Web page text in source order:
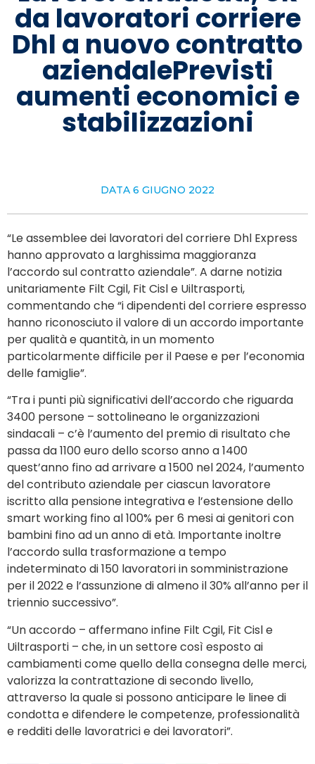
da lavoratori corriere
Dhl a nuovo contratto
aziendalePrevisti
aumenti economici e
stabilizzazioni
DATA 6 GIUGNO 2022
“Le assemblee dei lavoratori del corriere Dhl Express
hanno approvato a larghissima maggioranza
l’accordo sul contratto aziendale”. A darne notizia
unitariamente Filt Cgil, Fit Cisl e Uiltrasporti,
commentando che “i dipendenti del corriere espresso
hanno riconosciuto il valore di un accordo importante
per qualità e quantità, in un momento
particolarmente difficile per il Paese e per l’economia
delle famiglie”.
“Tra i punti più significativi dell’accordo che riguarda
3400 persone – sottolineano le organizzazioni
sindacali – c’è l’aumento del premio di risultato che
passa da 1100 euro dello scorso anno a 1400
quest’anno fino ad arrivare a 1500 nel 2024, l’aumento
del contributo aziendale per ciascun lavoratore
iscritto alla pensione integrativa e l’estensione dello
smart working fino al 100% per 6 mesi ai genitori con
bambini fino ad un anno di età. Importante inoltre
l’accordo sulla trasformazione a tempo
indeterminato di 150 lavoratori in somministrazione
per il 2022 e l’assunzione di almeno il 30% all’anno per il
triennio successivo”.
“Un accordo – affermano infine Filt Cgil, Fit Cisl e
Uiltrasporti – che, in un settore così esposto ai
cambiamenti come quello della consegna delle merci,
valorizza la contrattazione di secondo livello,
attraverso la quale si possono anticipare le linee di
condotta e difendere le competenze, professionalità
e redditi delle lavoratrici e dei lavoratori”.